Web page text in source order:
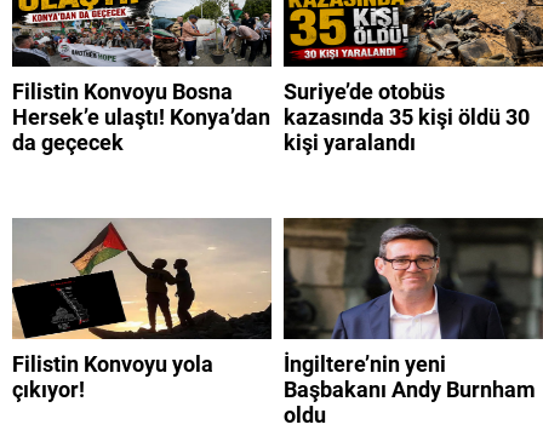
Filistin Konvoyu Bosna
Hersek’e ulaştı! Konya’dan
da geçecek
Suriye’de otobüs
kazasında 35 kişi öldü 30
kişi yaralandı
Filistin Konvoyu yola
çıkıyor!
İngiltere’nin yeni
Başbakanı Andy Burnham
oldu